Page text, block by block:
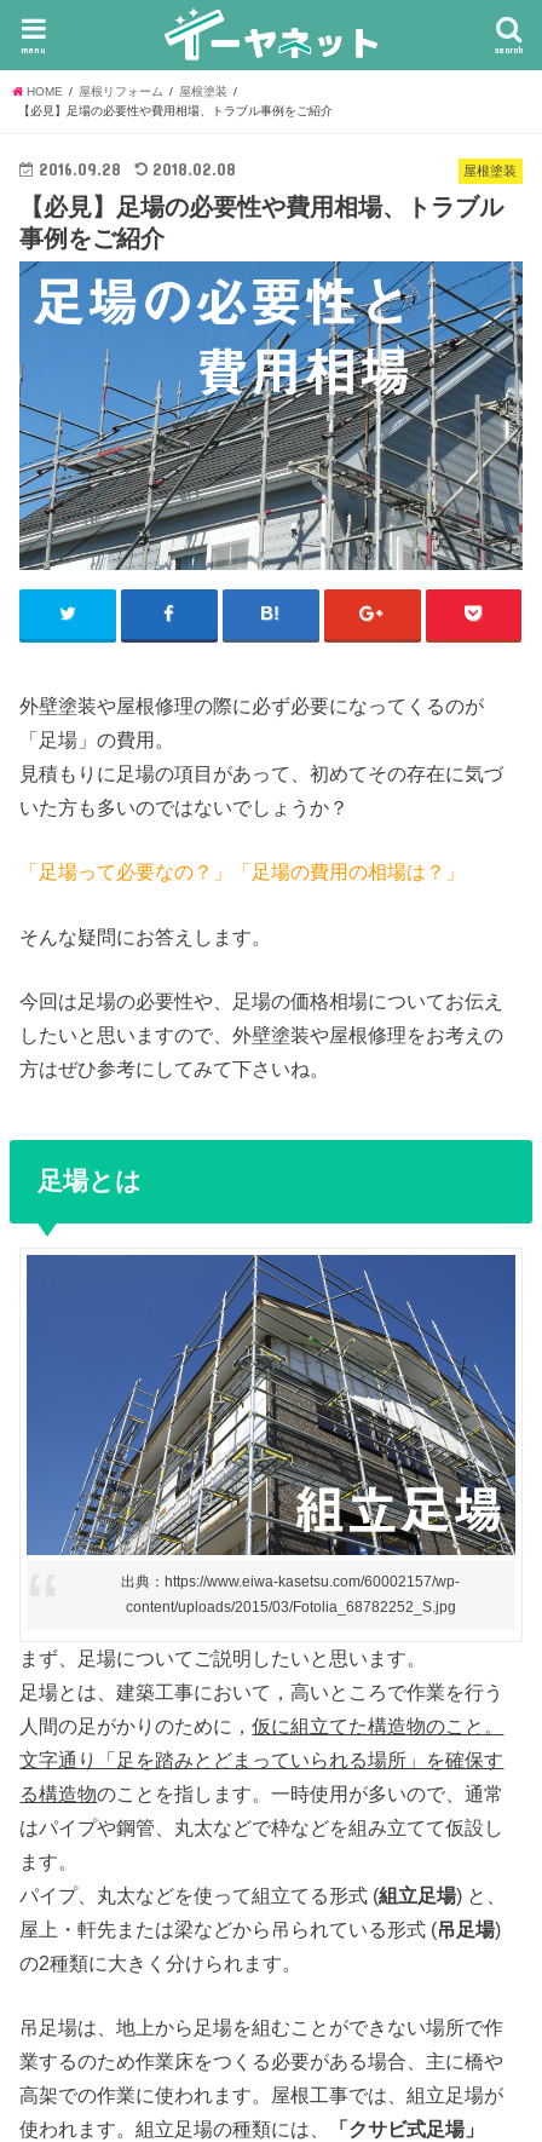
search
menu
HOME 屋根リフォーム
屋根塗装
【必見】足場の必要性や費用相場、トラブル事例をご紹介
屋根塗装
2016.09.28 2018.02.08
【必見】足場の必要性や費用相場、トラブル
事例をご紹介
外壁塗装や屋根修理の際に必ず必要になってくるのが
「足場」の費用。
見積もりに足場の項目があって、初めてその存在に気づ
いた方も多いのではないでしょうか？
「足場って必要なの？」「足場の費用の相場は？」
そんな疑問にお答えします。
今回は足場の必要性や、足場の価格相場についてお伝え
したいと思いますので、外壁塗装や屋根修理をお考えの
方はぜひ参考にしてみて下さいね。
足場とは
出典：https://www.eiwa-kasetsu.com/60002157/wp-
content/uploads/2015/03/Fotolia_68782252_S.jpg
まず、足場についてご説明したいと思います。
足場とは、建築工事において，高いところで作業を行う
人間の足がかりのために，仮に組立てた構造物のこと。
文字通り「足を踏みとどまっていられる場所」を確保す
る構造物のことを指します。一時使用が多いので、通常
はパイプや鋼管、丸太などで枠などを組み立てて仮設し
ます。
パイプ、丸太などを使って組立てる形式 (組立足場) と、
屋上・軒先または梁などから吊られている形式 (吊足場)
の2種類に大きく分けられます。
吊足場は、地上から足場を組むことができない場所で作
業するのため作業床をつくる必要がある場合、主に橋や
高架での作業に使われます。屋根工事では、組立足場が
使われます。組立足場の種類には、
「クサビ式足場」